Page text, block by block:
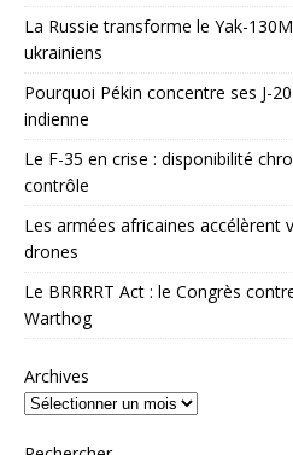
La Russie transforme le Yak-
ukrainiens
Pourquoi Pékin concentre ses J-
indienne
Le F-35 en crise : disponibilité
contrôle
Les armées africaines accélèrent
drones
Le BRRRRT Act : le Congrès
Warthog
Archives